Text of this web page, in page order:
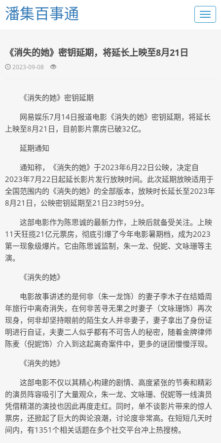
潘集百事通
《消失的她》密钥延期，将延长上映至8月21日
2023-09-08
《消失的她》密钥延期
网易娱乐7月14日报道电影《消失的她》密钥延期，将延长
上映至8月21日，目前影片票房已破32亿。
延期通知
通知称，《消失的她》于2023年6月22日公映，决定自
2023年7月22日起延长影片发行放映时间。此次延期放映适用于
全国范围内的《消失的她》的全部版本，放映时长延长至2023年
8月21日，公映密钥延期至21日23时59分。
这部电影作为陈思诚的最新力作，上映后就备受关注。上映
11天狂揽21亿元票房，彻底引爆了今年电影暑期档，成为2023
第一现象级爆片。它由陈思诚监制，朱一龙、倪妮、文咏珊等主
演。
《消失的她》
电影故事讲述的是何非（朱一龙饰）的妻子李木子在结婚周
年旅行中离奇消失，在何非苦寻无果之时妻子（文咏珊饰）再次
现身，何非却坚持眼前的陌生女人并非妻子，妻子拿出了身份证
明进行自证，夫妻二人似乎都有不可告人的秘密，随着金牌律师
陈麦（倪妮饰）介入到这起离奇案件中，更多的谜团慢慢浮现。
《消失的她》
这部电影不仅以其精心构建的剧情、高度紧张的节奏和精彩
的演员阵容吸引了大量观众，朱一龙、文咏珊、倪妮等一线演员
凭借精湛的演技也因此再度走红。同时，单不谈影片带来的惊人
票房，还掀起了巨大的舆论浪潮，讨论度非常高。在短短几天时
间内，有1351个相关话题在多个社交平台冲上热搜榜。